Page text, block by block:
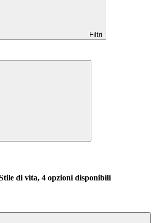
Filtri
di vita, 4 opzioni disponibili